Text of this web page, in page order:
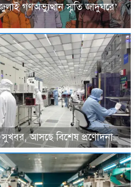
গণঅভ্যুত্থান স্মৃতি জাদুঘরে’
সুখবর, আসছে বিশেষ প্রণোদনা